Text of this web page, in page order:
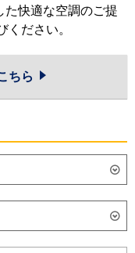
た快適な空調のご提
ださい。
ちら